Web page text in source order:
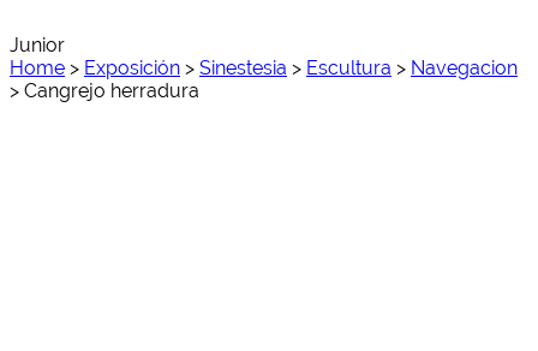
Junior
Home > Exposición > Sinestesia > Escultura > Navegacion
> Cangrejo herradura